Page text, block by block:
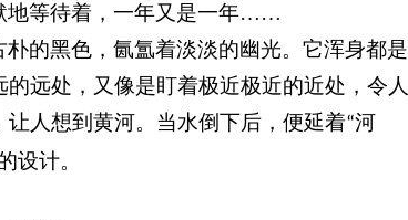
等待着，一年又是一年……
的黑色，氤氲着淡淡的幽光。它浑身都是
远处，又像是盯着极近极近的近处 ， 令人
人想到黄河。当水倒下后，便延着“河
设计。